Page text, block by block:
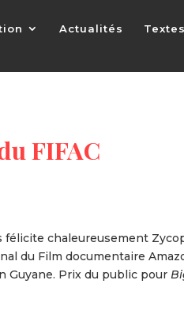
Actualités
FIFAC
chaleureusement
du Film documentaire
Guyane. Prix du public pour